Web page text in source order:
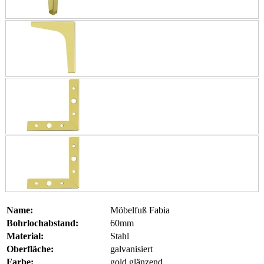
Name:
Möbelfuß Fabia
Bohrlochabstand:
60mm
Material:
Stahl
Oberfläche:
galvanisiert
Farbe:
gold glänzend